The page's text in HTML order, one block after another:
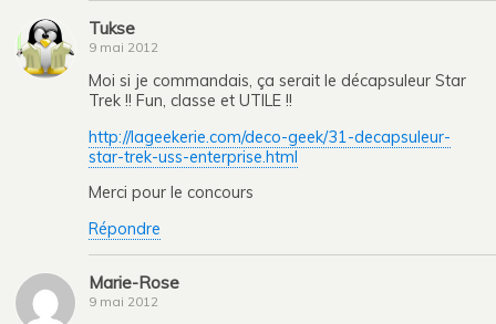
Tukse
9 mai 2012
Moi si je commandais, ça serait le décapsuleur Star
Trek !! Fun, classe et UTILE !!
http://lageekerie.com/deco-geek/31-decapsuleur-
star-trek-uss-enterprise.html
Merci pour le concours
Répondre
Marie-Rose
9 mai 2012